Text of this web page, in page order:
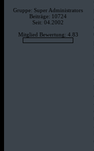
Gruppe: Super Administrators
Beiträge: 10724
Seit: 04.2002
Mitglied Bewertung: 4.83